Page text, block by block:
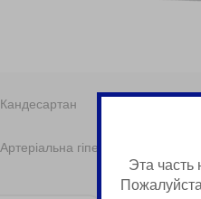
Кандесартан
Артеріальна гіпертензія
Эта часть